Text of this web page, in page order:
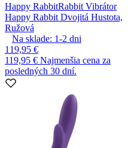
Happy RabbitRabbit Vibrátor
Happy Rabbit Dvojitá Hustota,
Ružová
Na sklade: 1-2 dni
119,95 €
119,95 € Najmenšia cena za
posledných 30 dní.